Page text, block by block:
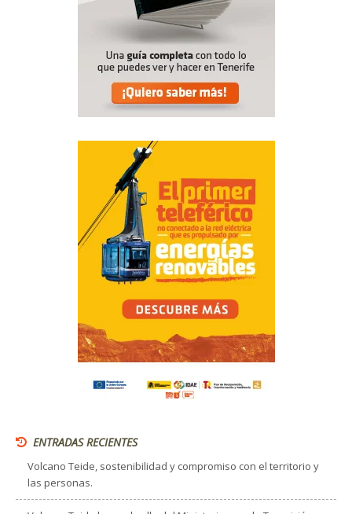
ENTRADAS RECIENTES
Volcano Teide, sostenibilidad y compromiso con el territorio y
las personas.